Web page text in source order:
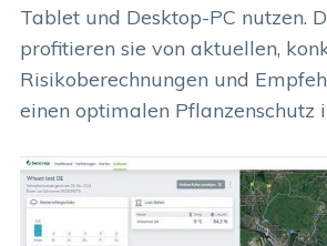
Tablet und Desktop-PC nutzen.
profitieren sie von aktuellen,
Risikoberechnungen und
einen optimalen Pflanzenschutz